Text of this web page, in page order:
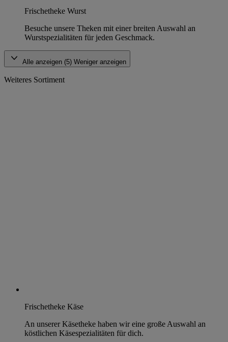
Frischetheke Wurst
Besuche unsere Theken mit einer breiten Auswahl an
Wurstspezialitäten für jeden Geschmack.
Alle anzeigen (5) Weniger anzeigen
Weiteres Sortiment
Frischetheke Käse
An unserer Käsetheke haben wir eine große Auswahl an
köstlichen Käsespezialitäten für dich.